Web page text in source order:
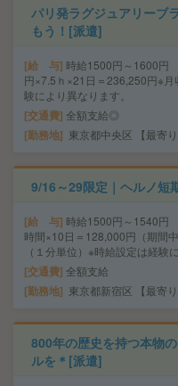
パリ発ラグジュアリーブ
もう！[派遣]
給 与 時給1500円～1600円
円×7.5ｈ×21日＝236,250円※月
験により異なります。
交通費 全額支給◎
勤務地 東京都中央区 【最寄
9/16～29限定｜ヘルノ短
給 与 時給1500円～1540円
時間×10日＝128,000円（期間
（１分単位）※時給設定は経験
交通費 全額支給
勤務地 東京都新宿区 【最寄
800年の歴史を持つ本物
ルを＊[派遣]